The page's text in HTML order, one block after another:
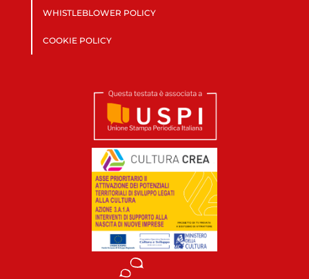
WHISTLEBLOWER POLICY
COOKIE POLICY